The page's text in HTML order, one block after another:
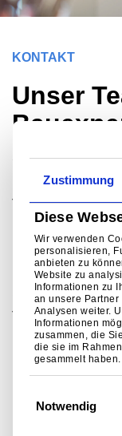
Zustimmung
Diese
Wir verwenden
personalisieren,
anbieten zu
Website zu
Informationen zu
an unsere
Analysen weiter.
Informationen
zusammen, die
die sie im
gesammelt haben.
Notwendig
KONTAKT
Unser
Anruf
Ihnen
Fragen
des
helfen.